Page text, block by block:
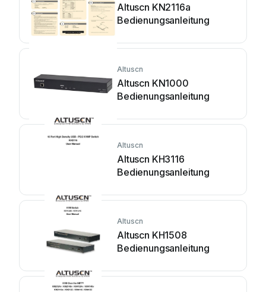
Altuscn KN2116a
Bedienungsanleitung
Altuscn
Altuscn KN1000
Bedienungsanleitung
Altuscn
Altuscn KH3116
Bedienungsanleitung
Altuscn
Altuscn KH1508
Bedienungsanleitung